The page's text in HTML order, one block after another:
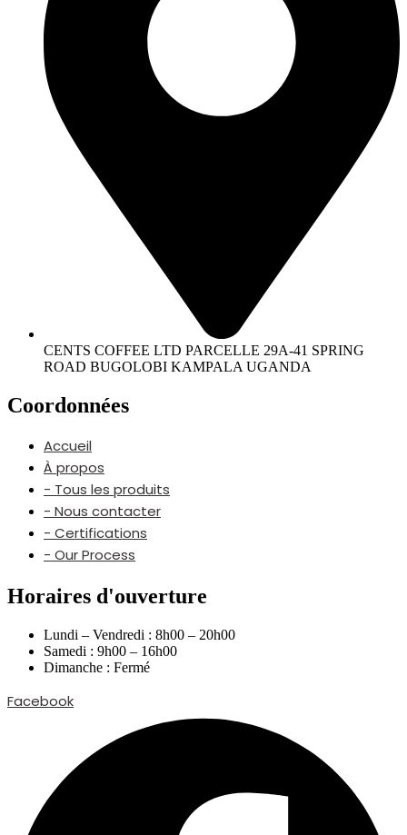
CENTS COFFEE LTD PARCELLE 29A-41 SPRING
ROAD BUGOLOBI KAMPALA UGANDA
Coordonnées
Accueil
À propos
- Tous les produits
- Nous contacter
- Certifications
- Our Process
Horaires d'ouverture
Lundi – Vendredi : 8h00 – 20h00
Samedi : 9h00 – 16h00
Dimanche : Fermé
Facebook